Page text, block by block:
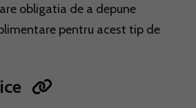
obligatia de a depune
pentru acest tip de